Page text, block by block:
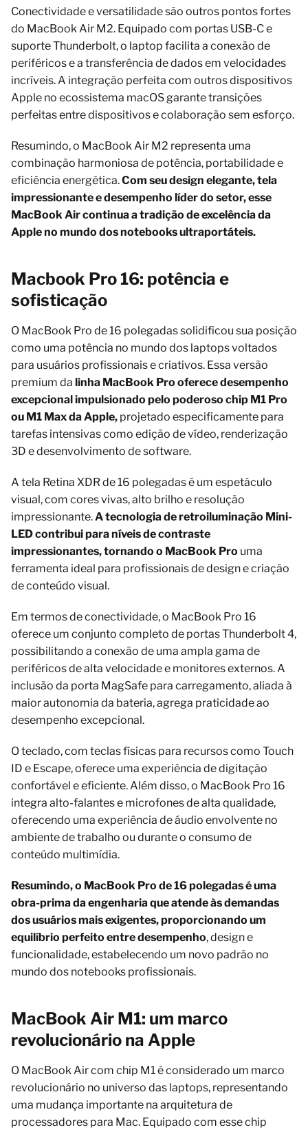
Conectividade e versatilidade são outros pontos fortes
do MacBook Air M2. Equipado com portas USB-C e
suporte Thunderbolt, o laptop facilita a conexão de
periféricos e a transferência de dados em velocidades
incríveis. A integração perfeita com outros dispositivos
Apple no ecossistema macOS garante transições
perfeitas entre dispositivos e colaboração sem esforço.
Resumindo, o MacBook Air M2 representa uma
combinação harmoniosa de potência, portabilidade e
eficiência energética.Com seu design elegante, tela
impressionante e desempenho líder do setor, esse
MacBook Air continua a tradição de excelência da
Apple no mundo dos notebooks ultraportáteis.
Macbook Pro 16: potência e
sofisticação
O MacBook Pro de 16 polegadas solidificou sua posição
como uma potência no mundo dos laptops voltados
para usuários profissionais e criativos. Essa versão
premium da linha MacBook Pro oferece desempenho
excepcional impulsionado pelo poderoso chip M1 Pro
ou M1 Max da Apple, projetado especificamente para
tarefas intensivas como edição de vídeo, renderização
3D e desenvolvimento de software.
A tela Retina XDR de 16 polegadas é um espetáculo
visual, com cores vivas, alto brilho e resolução
impressionante.A tecnologia de retroiluminação Mini-
LED contribui para níveis de contraste
impressionantes, tornando o MacBook Pro uma
ferramenta ideal para profissionais de design e criação
de conteúdo visual.
Em termos de conectividade, o MacBook Pro 16
oferece um conjunto completo de portas Thunderbolt 4,
possibilitando a conexão de uma ampla gama de
periféricos de alta velocidade e monitores externos. A
inclusão da porta MagSafe para carregamento, aliada à
maior autonomia da bateria, agrega praticidade ao
desempenho excepcional.
O teclado, com teclas físicas para recursos como Touch
ID e Escape, oferece uma experiência de digitação
confortável e eficiente. Além disso, o MacBook Pro 16
integra alto-falantes e microfones de alta qualidade,
oferecendo uma experiência de áudio envolvente no
ambiente de trabalho ou durante o consumo de
conteúdo multimídia.
Resumindo, o MacBook Pro de 16 polegadas é uma
obra-prima da engenharia que atende às demandas
dos usuários mais exigentes, proporcionando um
equilíbrio perfeito entre desempenho, design e
funcionalidade, estabelecendo um novo padrão no
mundo dos notebooks profissionais.
MacBook Air M1: um marco
revolucionário na Apple
O MacBook Air com chip M1 é considerado um marco
revolucionário no universo das laptops, representando
uma mudança importante na arquitetura de
processadores para Mac. Equipado com esse chip